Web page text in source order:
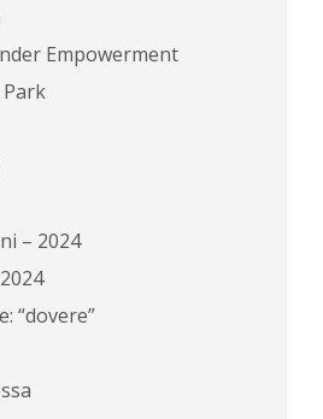
Empowerment
– 2024
“dovere”